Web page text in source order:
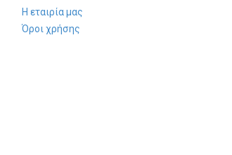
Η εταιρία μας
Όροι χρήσης